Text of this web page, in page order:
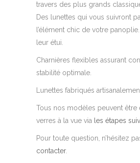
travers des plus grands
Des lunettes qui vous suivront
l’élément chic de votre
leur étui.
Charnières flexibles assurant
stabilité optimale.
Lunettes fabriqués
Tous nos modèles peuvent être
verres à la vue via les étapes
Pour toute question, n’hésitez
contacter.